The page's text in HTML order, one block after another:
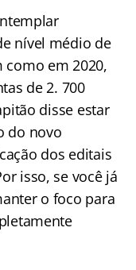
nível médio de
como em 2020,
de 2. 700
disse estar
do novo
dos editais
isso, se você já
o foco para